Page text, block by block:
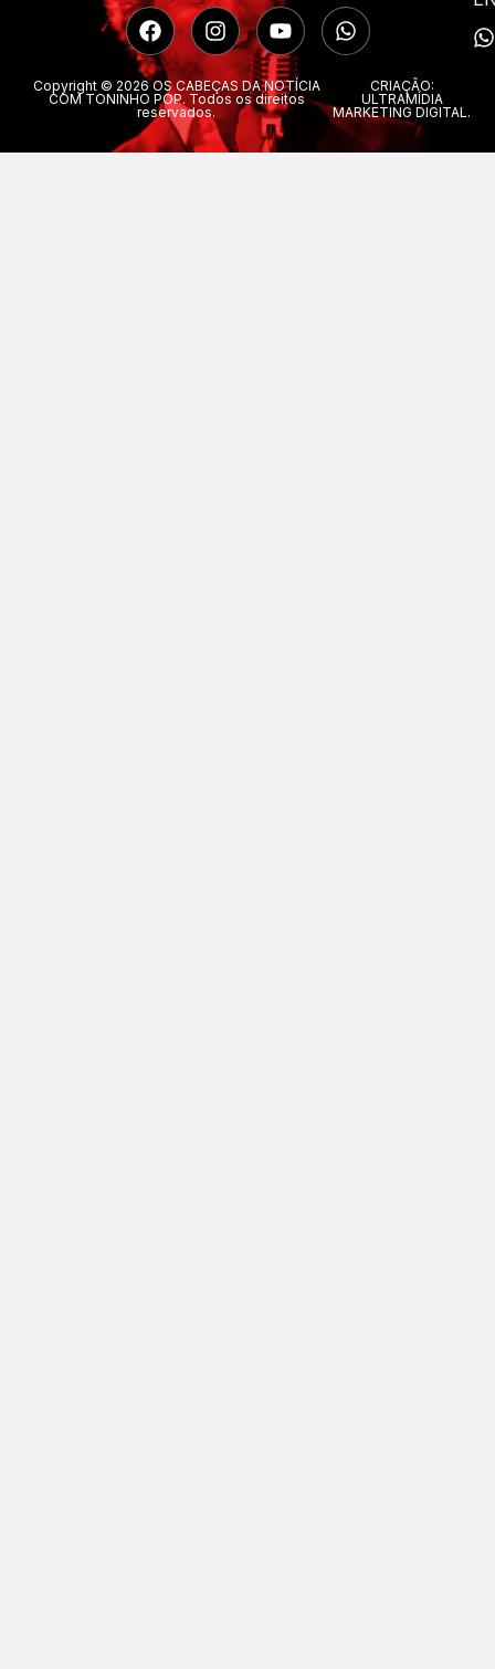
Copyright © 2026 OS CABEÇAS DA NOTÍCIA
COM TONINHO POP. Todos os direitos
reservados.
CRIAÇÃO:
ULTRAMÍDIA
MARKETING DIGITAL.